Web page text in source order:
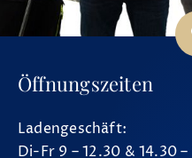
Öffnungszeiten
Ladengeschäft:
Di-Fr 9 – 12.30 & 14.30